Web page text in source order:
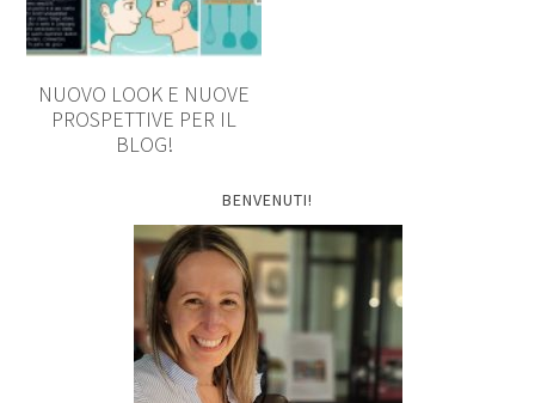
NUOVO LOOK E NUOVE
PROSPETTIVE PER IL
BLOG!
BENVENUTI!